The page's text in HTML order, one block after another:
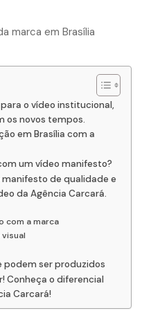
o vídeo institucional,
os novos tempos.
em Brasília com a
um vídeo manifesto?
de qualidade e
da Agência Carcará.
com a marca
podem ser produzidos
Conheça o diferencial
Carcará!